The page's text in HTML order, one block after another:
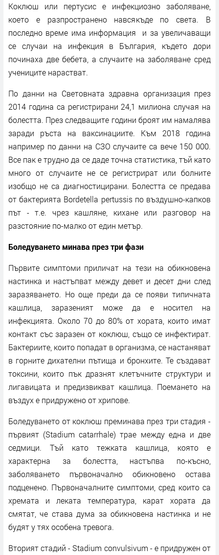
Коклюш или пертусис е инфекциозно заболяване,
което е разпространено навсякъде по света. В
последно време има информация и за увеличаващи
се случаи на инфекция в България, където дори
починаха две бебета, а случаите на заболяване сред
учениците нарастват.
По данни на Световната здравна организация през
2014 година са регистрирани 24,1 милиона случая на
болестта. През следващите години броят им намалява
заради ръста на ваксинациите. Към 2018 година
например по данни на СЗО случаите са вече 150 000.
Все пак е трудно да се даде точна статистика, тъй като
много от случаите не се регистрират или болните
изобщо не са диагностицирани. Болестта се предава
от бактерията Bordetella pertussis по въздушно-капков
път - т.е. чрез кашляне, кихане или разговор на
разстояние по-малко от един метър.
Боледуването минава през три фази
Първите симптоми приличат на тези на обикновена
настинка и настъпват между девет и десет дни след
заразяването. Но още преди да се появи типичната
кашлица, заразеният може да е носител на
инфекцията. Около 70 до 80% от хората, които имат
контакт със заразен от коклюш, също се инфектират.
Бактериите, които попадат в организма, се настаняват
в горните дихателни пътища и бронхите. Те създават
токсини, които пък дразнят клетъчните структури и
лигавицата и предизвикват кашлица. Поемането на
въздух е придружено от хрипове.
Боледуването от коклюш преминава през три стадия -
първият (Stadium catarrhale) трае между една и две
седмици. Тъй като тежката кашлица, която е
характерна за болестта, настъпва по-късно,
заболяването първоначално обикновено остава
подценено. Първоначалните симптоми, сред които са
хремата и леката температура, карат хората да
смятат, че става дума за обикновена настинка и не
будят у тях особена тревога.
Вторият стадий - Stadium convulsivum - е придружен от